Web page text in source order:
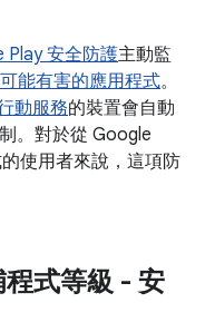
Play 安全防護主動監
可能有害的應用程式。
動服務的裝置會自動
。對於從 Google
使用者來說，這項防
式等級 - 安